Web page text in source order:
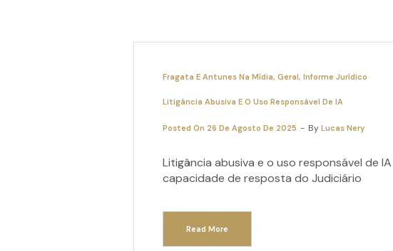
Fragata E Antunes Na Mídia Geral Informe Jurídico
Litigância Abusiva E O Uso Responsável De IA
Posted On 26 De Agosto De 2025 By Lucas Nery
Litigância abusiva e o uso responsável de
capacidade de resposta do Judiciário
Read More